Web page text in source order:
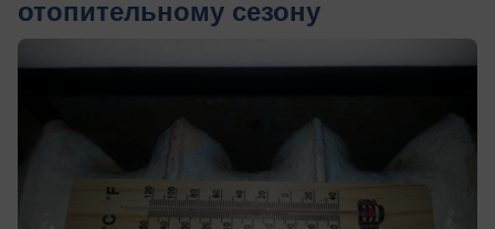
отопительному сезону